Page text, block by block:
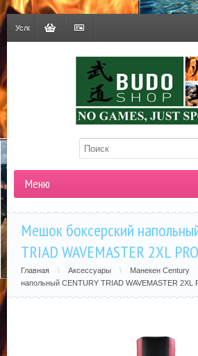
Условия
Меню
Мешок боксерский
TRIAD WAVEMASTER 2XL PRO
Главная \ Аксессуары \ Манекен Century
напольный CENTURY TRIAD WAVEMASTER 2XL